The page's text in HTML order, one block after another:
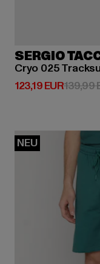
SERGIO
Cryo 025
123,19 EUR
Derzeitiger Preis:
139,99
NEU